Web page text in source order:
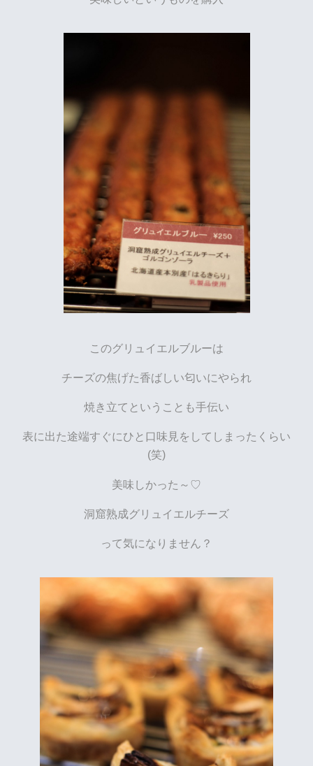
このグリュイエルブルーは
チーズの焦げた香ばしい匂いにやられ
焼き立てということも手伝い
表に出た途端すぐにひと口味見をしてしまったくらい
(笑)
美味しかった～♡
洞窟熟成グリュイエルチーズ
って気になりません？